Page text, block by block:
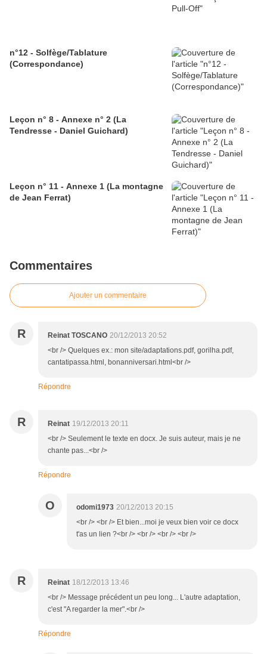
n°12 - Solfège/Tablature
(Correspondance)
Leçon n° 8 - Annexe n° 2 (La
Tendresse - Daniel Guichard)
Leçon n° 11 - Annexe 1 (La montagne
de Jean Ferrat)
Commentaires
Ajouter un commentaire
R Reinat TOSCANO 20/12/2013 20:52
<br /> Quelques ex.: mon site/adaptations.pdf, gorilha.pdf,
cantatipassa.html, bonanniversari.html<br />
Répondre
R Reinat 19/12/2013 20:11
<br /> Seulement le texte en docx. Je suis auteur, mais je ne
chante pas...<br />
Répondre
O odomi1973 20/12/2013 20:15
<br /> <br /> Et bien...moi je veux bien voir ce docx
t'as un lien ?<br /> <br /> <br /> <br />
R Reinat 18/12/2013 13:46
<br /> Message précédent un peu long... L'autre adaptation,
c'est "A regarder la mer".<br />
Répondre